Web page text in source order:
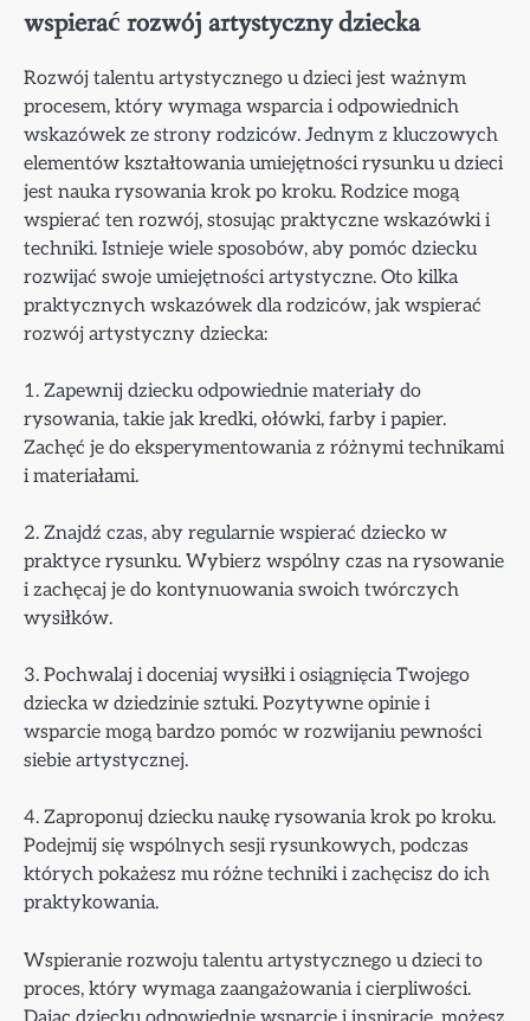
wspierać rozwój artystyczny dziecka
Rozwój talentu artystycznego u dzieci jest ważnym
procesem, który wymaga wsparcia i odpowiednich
wskazówek ze strony rodziców. Jednym z kluczowych
elementów kształtowania umiejętności rysunku u dzieci
jest nauka rysowania krok po kroku. Rodzice mogą
wspierać ten rozwój, stosując praktyczne wskazówki i
techniki. Istnieje wiele sposobów, aby pomóc dziecku
rozwijać swoje umiejętności artystyczne. Oto kilka
praktycznych wskazówek dla rodziców, jak wspierać
rozwój artystyczny dziecka:
1. Zapewnij dziecku odpowiednie materiały do
rysowania, takie jak kredki, ołówki, farby i papier.
Zachęć je do eksperymentowania z różnymi technikami
i materiałami.
2. Znajdź czas, aby regularnie wspierać dziecko w
praktyce rysunku. Wybierz wspólny czas na rysowanie
i zachęcaj je do kontynuowania swoich twórczych
wysiłków.
3. Pochwalaj i doceniaj wysiłki i osiągnięcia Twojego
dziecka w dziedzinie sztuki. Pozytywne opinie i
wsparcie mogą bardzo pomóc w rozwijaniu pewności
siebie artystycznej.
4. Zaproponuj dziecku naukę rysowania krok po kroku.
Podejmij się wspólnych sesji rysunkowych, podczas
których pokażesz mu różne techniki i zachęcisz do ich
praktykowania.
Wspieranie rozwoju talentu artystycznego u dzieci to
proces, który wymaga zaangażowania i cierpliwości.